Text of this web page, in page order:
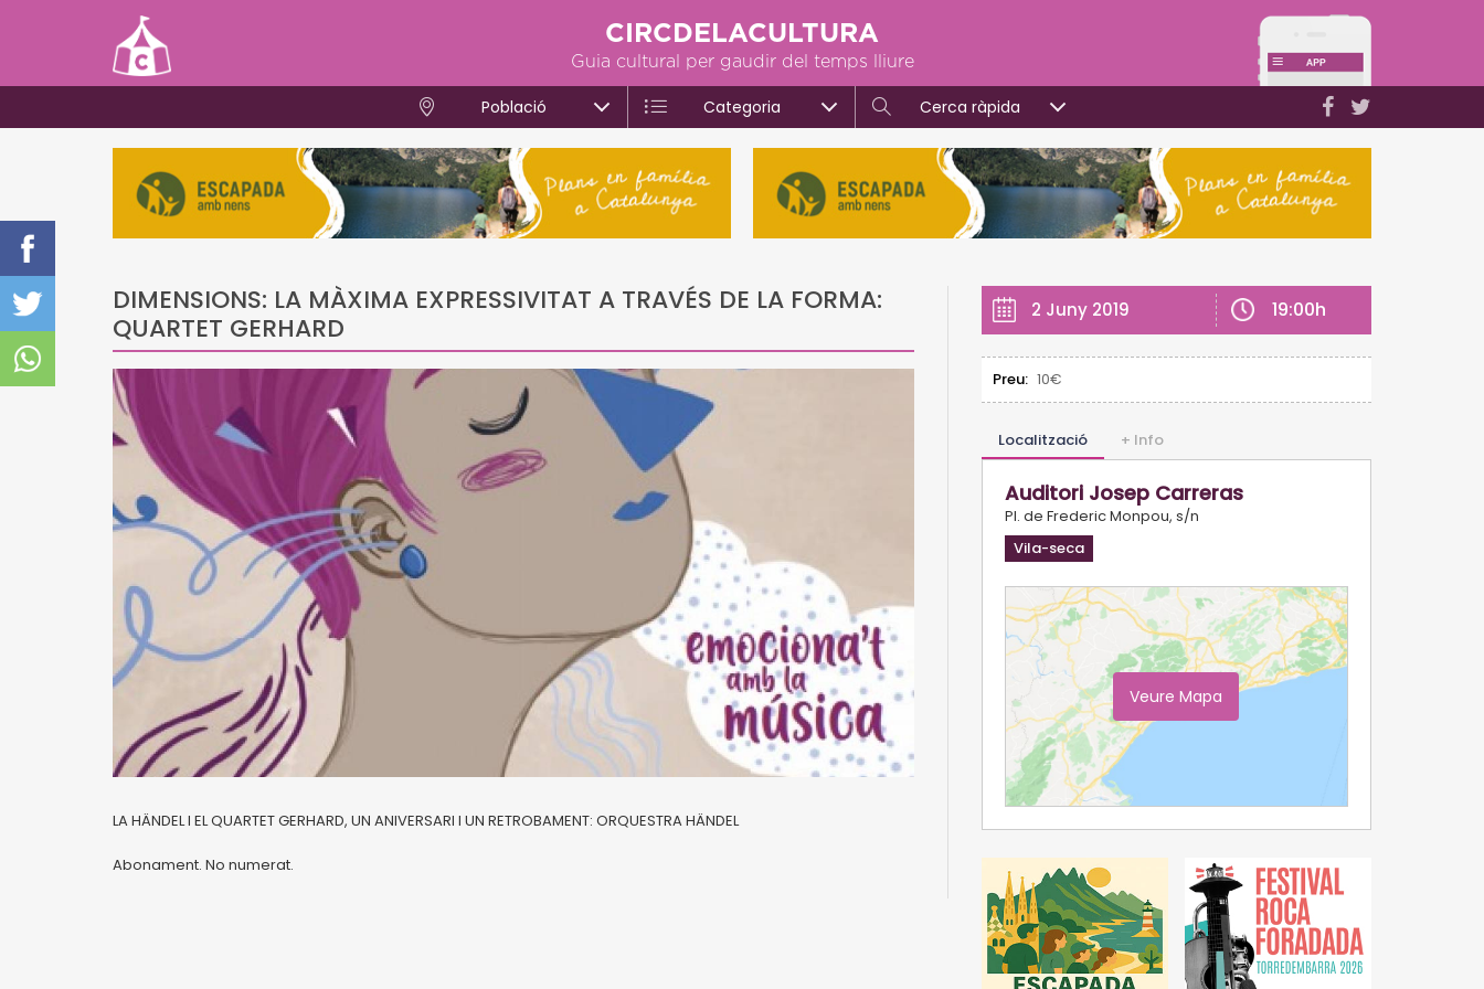
CIRCDELACULTURA
Guia cultural per gaudir del temps lliure
Població Categoria Cerca ràpida
DIMENSIONS: LA MÀXIMA EXPRESSIVITAT A TRAVÉS DE LA FORMA:
QUARTET GERHARD
LA HÄNDEL I EL QUARTET GERHARD, UN ANIVERSARI I UN RETROBAMENT: ORQUESTRA HÄNDEL
Abonament. No numerat.
2 Juny 2019 19:00h
Preu: 10€
Localització + Info
Auditori Josep Carreras
Pl. de Frederic Monpou, s/n
Vila-seca
Veure Mapa